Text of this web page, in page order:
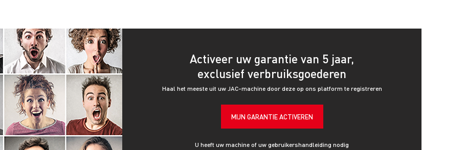
Activeer uw garantie van 5 jaar,
exclusief verbruiksgoederen
Haal het meeste uit uw JAC-machine door deze op ons platform te registreren
MIJN GARANTIE ACTIVEREN
U heeft uw machine of uw gebruikershandleiding nodig